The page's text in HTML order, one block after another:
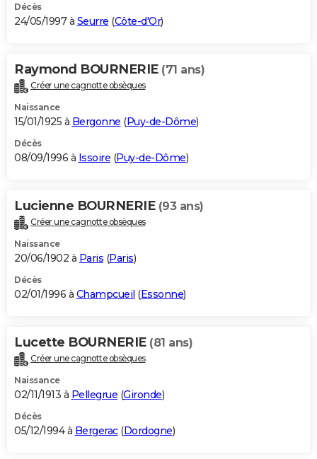
Décès
24/05/1997 à Seurre (Côte-d'Or)
Raymond BOURNERIE (71 ans)
Créer une cagnotte obsèques
Naissance
15/01/1925 à Bergonne (Puy-de-Dôme)
Décès
08/09/1996 à Issoire (Puy-de-Dôme)
Lucienne BOURNERIE (93 ans)
Créer une cagnotte obsèques
Naissance
20/06/1902 à Paris (Paris)
Décès
02/01/1996 à Champcueil (Essonne)
Lucette BOURNERIE (81 ans)
Créer une cagnotte obsèques
Naissance
02/11/1913 à Pellegrue (Gironde)
Décès
05/12/1994 à Bergerac(Dordogne)